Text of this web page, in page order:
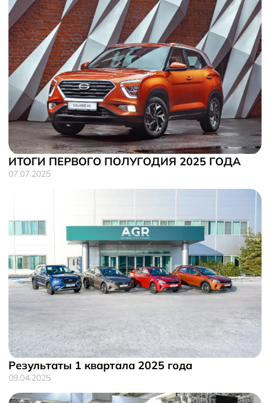
ИТОГИ ПЕРВОГО ПОЛУГОДИЯ 2025 ГОДА
07.07.2025
Результаты 1 квартала 2025 года
09.04.2025